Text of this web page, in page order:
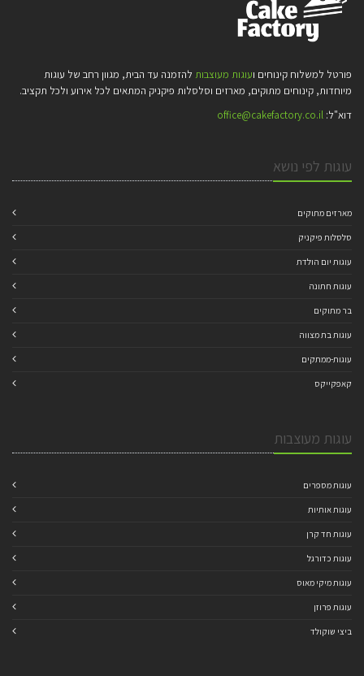
פורטל למשלוח קינוחים ועוגות מעוצבות להזמנה עד הבית, מגוון רחב של עוגות
מיוחדות, קינוחים מתוקים, מארזים וסלסלות פיקניק המתאים לכל אירוע ולכל תקציב.
דוא"ל: office@cakefactory.co.il
עוגות לפי נושא
מארזים מתוקים
סלסלות פיקניק
עוגות יום הולדת
עוגות חתונה
בר מתוקים
עוגות בת מצווה
עוגות-ממתקים
קאפקייקס
עוגות מעוצבות
עוגות מספרים
עוגות אותיות
עוגות חד קרן
עוגות כדורגל
עוגות מיקי מאוס
עוגות פרוזן
ביצי שוקולד